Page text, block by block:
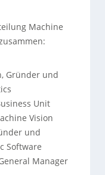
Machine
Gründer und
Unit
Vision
und
Software
Manager